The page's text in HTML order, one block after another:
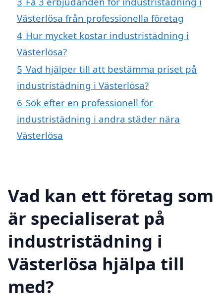
Västerlösa från professionella företag
4 Hur mycket kostar industristädning i
Västerlösa?
5 Vad hjälper till att bestämma priset på
industristädning i Västerlösa?
6 Sök efter en professionell för
industristädning i andra städer nära
Västerlösa
Vad kan ett företag som
är specialiserat på
industristädning i
Västerlösa hjälpa till
med?